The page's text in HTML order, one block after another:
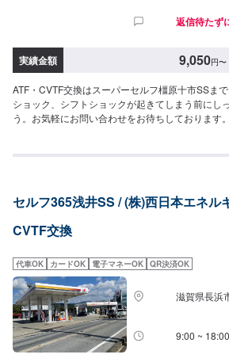
返信待たず
実績金額 9,050円〜
ATF・CVTF交換はスーパーセルフ橿原十市SSま
ショック、シフトショックが起きてしまう前にし
う。お気軽にお問い合わせをお待ちしております
セルフ365浅井SS / (株)西日本エネル
CVTF交換
代車OK カードOK 電子マネーOK QR決済OK
滋賀県長浜
9:00 ~ 18:00